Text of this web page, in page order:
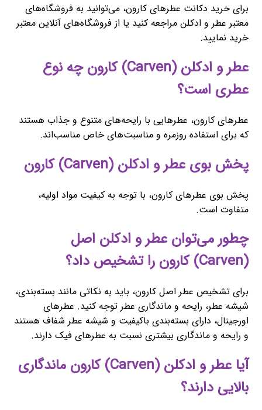
برای خرید دکانت عطرهای کارون، می‌توانید به فروشگاه‌های
معتبر عطر و ادکلن مراجعه کنید یا از فروشگاه‌های آنلاین معتبر
خرید نمایید.
عطر و ادکلن (Carven) کارون چه نوع
عطری است؟
عطرهای کارون، عطرهایی با رایحه‌های متنوع و جذاب هستند
که برای استفاده روزمره و مناسبت‌های خاص مناسب‌اند.
پخش بوی عطر و ادکلن (Carven) کارون
پخش بوی عطرهای کارون، با توجه به کیفیت مواد اولیه،
متفاوت است.
چطور می‌توان عطر و ادکلن اصل
(Carven) کارون را تشخیص داد؟
برای تشخیص عطر اصل کارون، باید به نکاتی مانند بسته‌بندی،
شیشه عطر، رایحه و ماندگاری عطر توجه کنید. عطرهای
اورجینال، دارای بسته‌بندی باکیفیت و شیشه عطر شفاف هستند
و رایحه و ماندگاری بیشتری نسبت به عطرهای فیک دارند.
آیا عطر و ادکلن (Carven) کارون ماندگاری
بالایی دارند؟